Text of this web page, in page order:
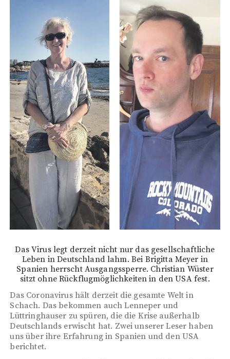
Das Virus legt derzeit nicht nur das gesellschaftliche
Leben in Deutschland lahm. Bei Brigitta Meyer in
Spanien herrscht Ausgangssperre. Christian Wüster
sitzt ohne Rückflugmöglichkeiten in den USA fest.
Das Coronavirus hält derzeit die gesamte Welt in
Schach. Das bekommen auch Lenneper und
Lüttringhauser zu spüren, die die Krise außerhalb
Deutschlands erwischt hat. Zwei unserer Leser haben
uns über ihre Erfahrung in Spanien und den USA
berichtet.